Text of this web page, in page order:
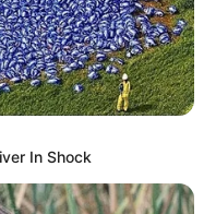
detalları AÇDI
In Shock